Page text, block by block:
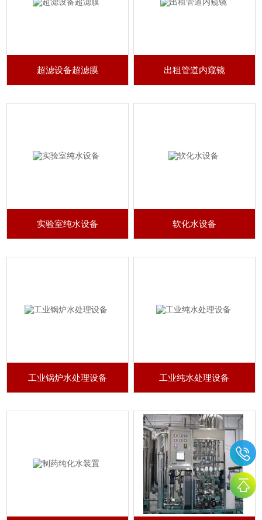
超滤设备超滤膜 出租管道内窥镜
实验室纯水设备 软化水设备
工业锅炉水处理设备 工业纯水处理设备